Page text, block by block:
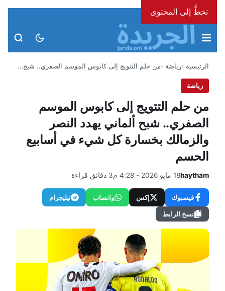
تخطَّ إلى المحتوى
الخميس، 6 أغسطس 2026
الرئيسية رياضة من حلم التتويج إلى كابوس الموسم الصفري.. شبح…
رياضة
من حلم التتويج إلى كابوس الموسم
الصفري.. شبح ألماني يهدد النصر
والزمالك بخسارة كل شيء في أسابيع
الحسم
haytham18 مايو 2026 - 4:28 م 3 دقائق قراءة
فيسبوك إكس واتساب تيليجرام
نسخ الرابط